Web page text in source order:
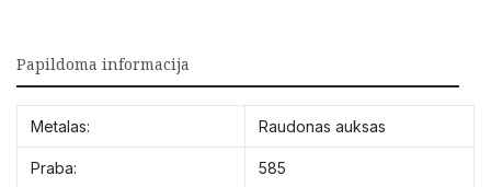
Papildoma informacija
Metalas: Raudonas auksas
Praba: 585